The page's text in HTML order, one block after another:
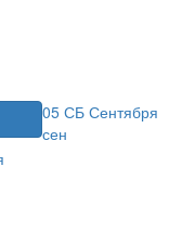
05 СБ Сентября
сен